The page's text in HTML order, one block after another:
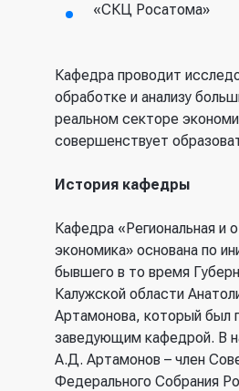
«СКЦ Росатома»
Кафедра проводит
обработке и анализу
реальном секторе
совершенствует
История кафедры
Кафедра «Региональная и
экономика» основана по
бывшего в то время
Калужской области
Артамонова, который был
заведующим кафедрой. В
А.Д. Артамонов – член
Федерального Собрания